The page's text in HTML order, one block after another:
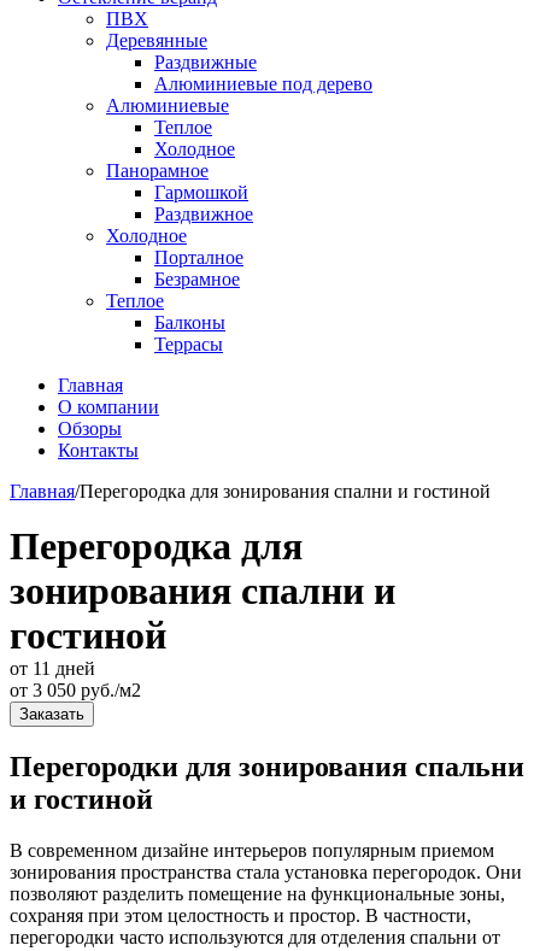
ПВХ
Деревянные
Раздвижные
Алюминиевые под дерево
Алюминиевые
Теплое
Холодное
Панорамное
Гармошкой
Раздвижное
Холодное
Порталное
Безрамное
Теплое
Балконы
Террасы
Главная
О компании
Обзоры
Контакты
Главная/Перегородка для зонирования спални и гостиной
Перегородка для
зонирования спални и
гостиной
от 11 дней
от 3 050 руб./м2
Заказать
Перегородки для зонирования спальни
и гостиной
В современном дизайне интерьеров популярным приемом
зонирования пространства стала установка перегородок. Они
позволяют разделить помещение на функциональные зоны,
сохраняя при этом целостность и простор. В частности,
перегородки часто используются для отделения спальни от